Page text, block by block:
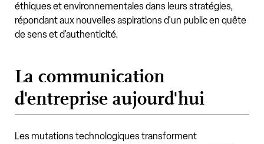
éthiques et environnementales dans leurs stratégies,
répondant aux nouvelles aspirations d'un public en quête
de sens et d'authenticité.
La communication
d'entreprise aujourd'hui
Les mutations technologiques transforment